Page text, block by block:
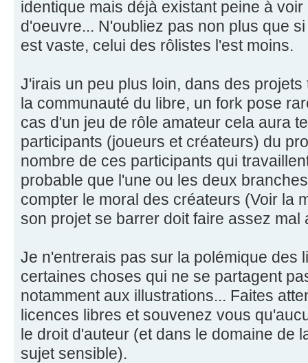
identique mais déjà existant peine à
d'oeuvre... N'oubliez pas non plus que
est vaste, celui des rôlistes l'est moins.
J'irais un peu plus loin, dans des
la communauté du libre, un fork pose
cas d'un jeu de rôle amateur cela aura
participants (joueurs et créateurs) du
nombre de ces participants qui
probable que l'une ou les deux
compter le moral des créateurs (Voir la
son projet se barrer doit faire assez mal
Je n'entrerais pas sur la polémique des
certaines choses qui ne se partagent
notamment aux illustrations... Faites
licences libres et souvenez vous
le droit d'auteur (et dans le domaine de
sujet sensible).